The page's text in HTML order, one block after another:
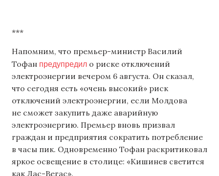
***
Напомним, что премьер-министр Василий
Тофан предупредил о риске отключений
электроэнергии вечером 6 августа. Он сказал,
что сегодня есть «очень высокий» риск
отключений электроэнергии, если Молдова
не сможет закупить даже аварийную
электроэнергию. Премьер вновь призвал
граждан и предприятия сократить потребление
в часы пик. Одновременно Тофан раскритиковал
яркое освещение в столице: «Кишинев светится
как Лас-Вегас».